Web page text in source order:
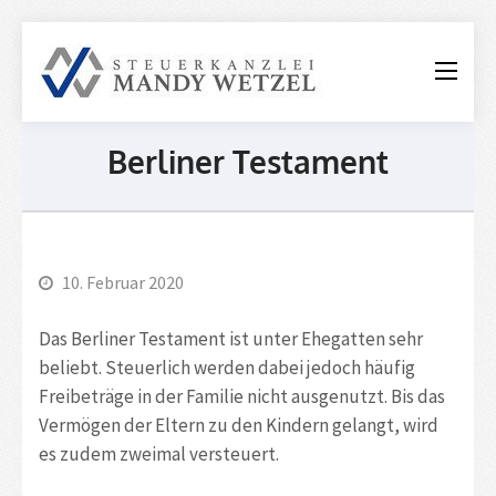
Steuerkanzlei
Wetzel
Berliner Testament
10. Februar 2020
Das Berliner Testament ist unter Ehegatten sehr
beliebt. Steuerlich werden dabei jedoch häufig
Freibeträge in der Familie nicht ausgenutzt. Bis das
Vermögen der Eltern zu den Kindern gelangt, wird
es zudem zweimal versteuert.